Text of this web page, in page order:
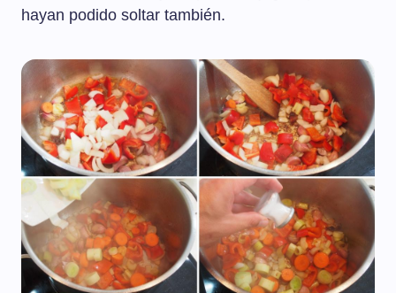
hayan podido soltar también.